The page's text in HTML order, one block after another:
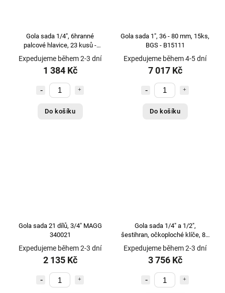
Gola sada 1/4", 6hranné
palcové hlavice, 23 kusů -
JONNESWAY S05H2223S
Expedujeme během 2-3 dní
1 384 Kč
Do košíku
Gola sada 1", 36 - 80 mm, 15ks,
BGS - B15111
Expedujeme během 4-5 dní
7 017 Kč
Do košíku
Gola sada 21 dílů, 3/4" MAGG
340021
Expedujeme během 2-3 dní
2 135 Kč
Gola sada 1/4" a 1/2",
šestihran, očkoploché klíče, 82
ks - JONNESWAY S04H52482S
Expedujeme během 2-3 dní
3 756 Kč